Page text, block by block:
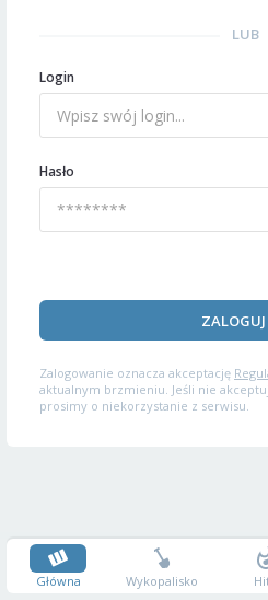
LUB
Login
Hasło
ZALOGUJ
Zalogowanie oznacza akceptację
aktualnym brzmieniu. Jeśli nie
prosimy o niekorzystanie z serwisu.
Główna Wykopalisko